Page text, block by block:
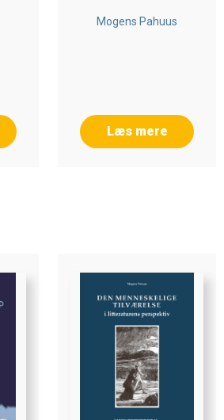
Mogens Pahuus
Læs mere